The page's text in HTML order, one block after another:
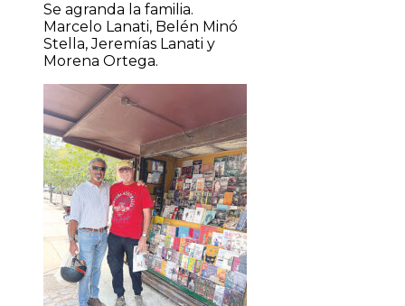
Se agranda la familia.
Marcelo Lanati, Belén Minó
Stella, Jeremías Lanati y
Morena Ortega.